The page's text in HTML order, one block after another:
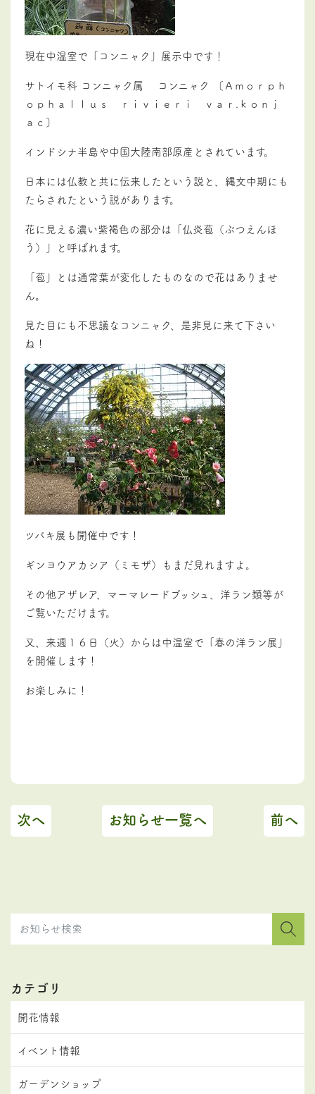
現在中温室で「コンニャク」展示中です！
サトイモ科 コンニャク属 コンニャク 〔Ａｍｏｒｐｈ
ｏｐｈａｌｌｕｓ ｒｉｖｉｅｒｉ ｖａｒ.ｋｏｎｊ
ａｃ〕
インドシナ半島や中国大陸南部原産とされています。
日本には仏教と共に伝来したという説と、縄文中期にも
たらされたという説があります。
花に見える濃い紫褐色の部分は「仏炎苞（ぶつえんほ
う）」と呼ばれます。
「苞」とは通常葉が変化したものなので花はありませ
ん。
見た目にも不思議なコンニャク、是非見に来て下さい
ね！
ツバキ展も開催中です！
ギンヨウアカシア（ミモザ）もまだ見れますよ。
その他アザレア、マーマレードブッシュ、洋ラン類等が
ご覧いただけます。
又、来週１６日（火）からは中温室で「春の洋ラン展」
を開催します！
お楽しみに！
次へ お知らせ一覧へ 前へ
カテゴリ
開花情報
イベント情報
ガーデンショップ